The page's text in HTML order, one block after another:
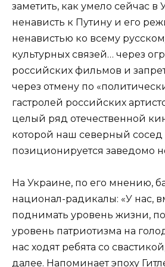
заметить, как умело сейчас в
ненависть к Путину и его
ненавистью ко всему
культурных связей… через
российских фильмов и
через отмену по
гастролей российских
целый ряд отечественной
которой наш северный сосед
позиционируется заведомо
На Украине, по его мнению,
национал-радикалы: «У нас,
поднимать уровень жизни,
уровень патриотизма на
нас ходят ребята со
далее. Напоминает эпоху